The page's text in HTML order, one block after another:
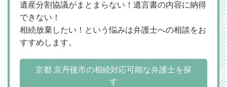
遺産分割協議がまとまらない！遺言書の内容に納得
できない！
相続放棄したい！という悩みは弁護士への相談をお
すすめします。
京都 京丹後市の相続対応可能な弁護士を探
す